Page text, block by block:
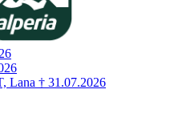
Lana † 31.07.2026